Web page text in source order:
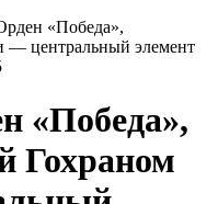
«Победа»,
— центральный элемент
«Победа»,
Гохраном